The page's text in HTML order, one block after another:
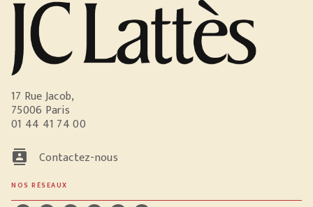
17 Rue Jacob,
75006 Paris
01 44 41 74 00
contacts Contactez-nous
NOS RÉSEAUX